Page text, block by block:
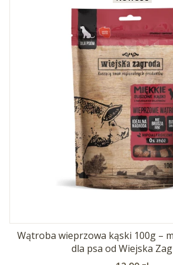
Wątroba wieprzowa kąski 100g – miękkie przysmaki
dla psa od Wiejska